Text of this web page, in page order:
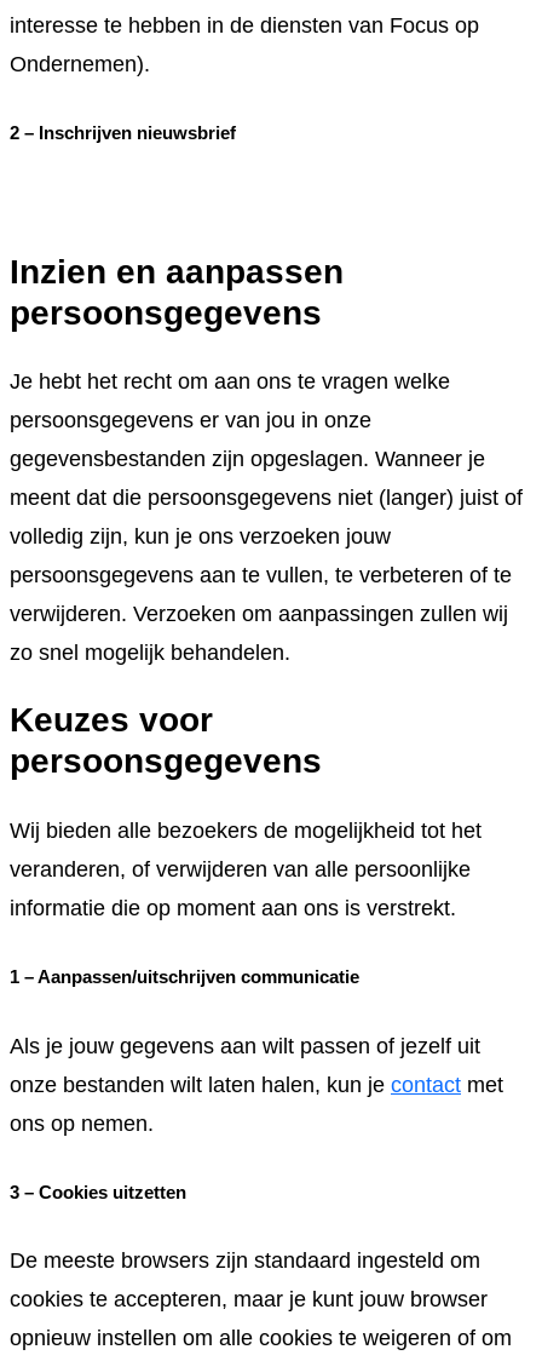
interesse te hebben in de diensten van Focus op
Ondernemen).
2 – Inschrijven nieuwsbrief
Inzien en aanpassen
persoonsgegevens
Je hebt het recht om aan ons te vragen welke
persoonsgegevens er van jou in onze
gegevensbestanden zijn opgeslagen. Wanneer je
meent dat die persoonsgegevens niet (langer) juist of
volledig zijn, kun je ons verzoeken jouw
persoonsgegevens aan te vullen, te verbeteren of te
verwijderen. Verzoeken om aanpassingen zullen wij
zo snel mogelijk behandelen.
Keuzes voor
persoonsgegevens
Wij bieden alle bezoekers de mogelijkheid tot het
veranderen, of verwijderen van alle persoonlijke
informatie die op moment aan ons is verstrekt.
1 – Aanpassen/uitschrijven communicatie
Als je jouw gegevens aan wilt passen of jezelf uit
onze bestanden wilt laten halen, kun je contact met
ons op nemen.
3 – Cookies uitzetten
De meeste browsers zijn standaard ingesteld om
cookies te accepteren, maar je kunt jouw browser
opnieuw instellen om alle cookies te weigeren of om